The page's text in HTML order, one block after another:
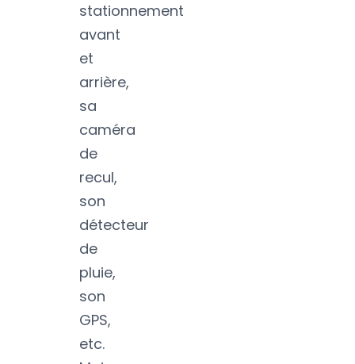
stationnement
avant
et
arrière,
sa
caméra
de
recul,
son
détecteur
de
pluie,
son
GPS,
etc.